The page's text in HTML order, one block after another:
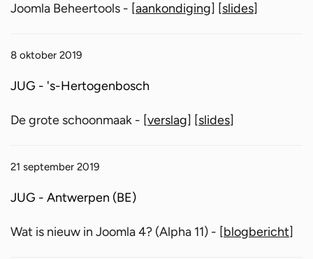
Joomla Beheertools - [aankondiging] [slides]
8 oktober 2019
JUG - 's-Hertogenbosch
De grote schoonmaak - [verslag] [slides]
21 september 2019
JUG - Antwerpen (BE)
Wat is nieuw in Joomla 4? (Alpha 11) - [blogbericht]